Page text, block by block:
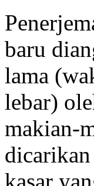
baru
lama
lebar)
makian-